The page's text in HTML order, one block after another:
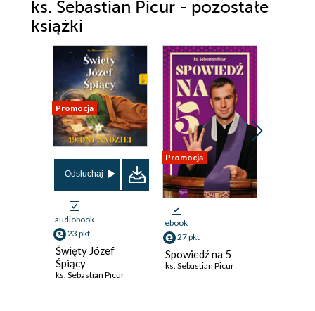
ks. Sebastian Picur - pozostałe
książki
Promocja
Odsłuchaj
audiobook
23 pkt
Święty Józef
Śpiący
ks. Sebastian Picur
Promocja
ebook
27 pkt
Spowiedź na 5
ks. Sebastian Picur